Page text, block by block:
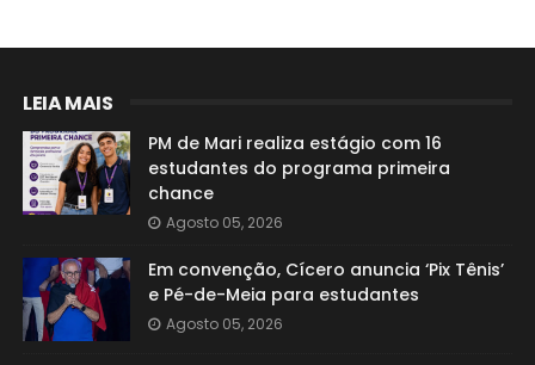
LEIA MAIS
PM de Mari realiza estágio com 16
estudantes do programa primeira
chance
Agosto 05, 2026
Em convenção, Cícero anuncia ‘Pix Tênis’
e Pé-de-Meia para estudantes
Agosto 05, 2026